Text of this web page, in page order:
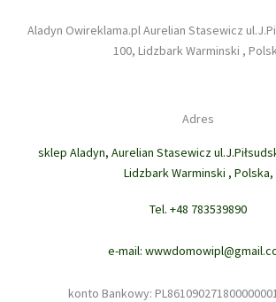
Aladyn Owireklama.pl Aurelian Stasewicz
100, Lidzbark Warminski ,
Adres
sklep Aladyn, Aurelian Stasewicz
Lidzbark Warminski , Polska,
Tel. +48 783539890
e-mail:
konto Bankowy: